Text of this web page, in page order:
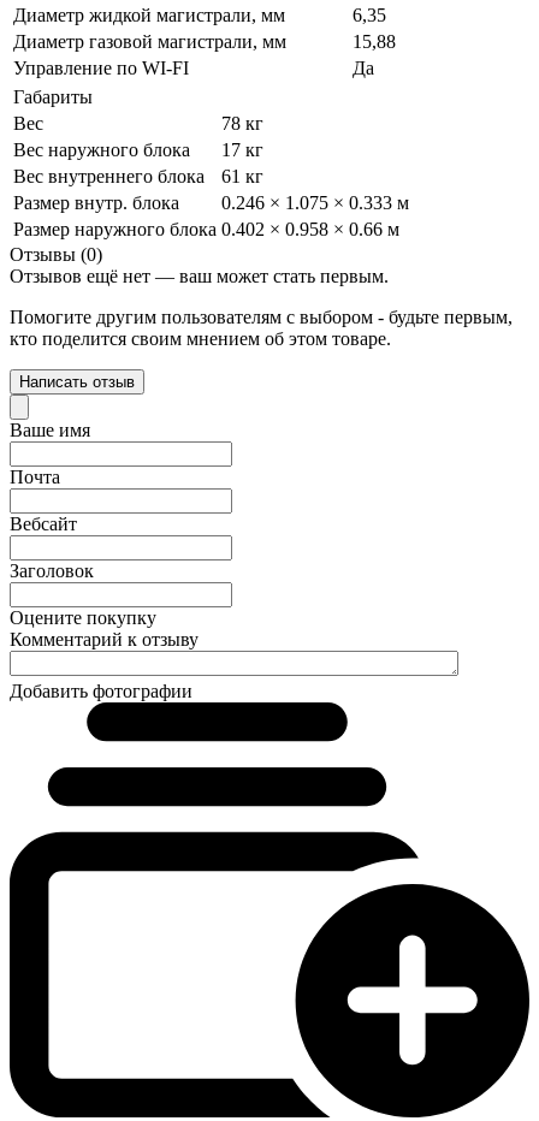
Диаметр жидкой магистрали, мм
6,35
Диаметр газовой магистрали, мм
15,88
Управление по WI-FI
Да
Габариты
Вес
78 кг
Вес наружного блока
17 кг
Вес внутреннего блока
61 кг
Размер внутр. блока
0.246 × 1.075 × 0.333 м
Размер наружного блока 0.402 × 0.958 × 0.66 м
Отзывы (0)
Отзывов ещё нет — ваш может стать первым.
Помогите другим пользователям с выбором - будьте первым,
кто поделится своим мнением об этом товаре.
Написать отзыв
Ваше имя
Почта
Вебсайт
Заголовок
Оцените покупку
Комментарий к отзыву
Добавить фотографии